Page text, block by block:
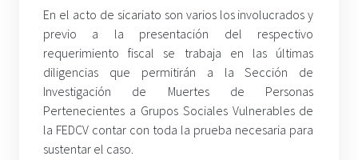
En el acto de sicariato son varios los involucrados y
previo a la presentación del respectivo
requerimiento fiscal se trabaja en las últimas
diligencias que permitirán a la Sección de
Investigación de Muertes de Personas
Pertenecientes a Grupos Sociales Vulnerables de
la FEDCV contar con toda la prueba necesaria para
sustentar el caso.